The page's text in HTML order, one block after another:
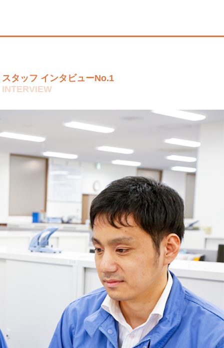
休日休暇
年間休日120日、完全週休二日制（土・日・祝）、 その
※有休：入社3ケ月経過後の年次有給休暇日数10日
諸手当
残業手当、家族手当、資格手当、役職手当、住宅手当、
福利厚生その
他
各種研修制度、昇給制度：年１回（昇給試験合格者の
作業服貸与、慶弔見舞金、団体医療保険加入（全額会社
負担／入院1日5,000円支給）、
健康診断、ストレスチェック、インフルエンザ 予防接
種など、退職金共済加入、結婚休暇、ママサポ休暇
退職金制度有（勤続3年以上）、再雇用制度有（65歳
迄）
●各種研修制度、各種表彰制度、業績申告評価制度、改
善提案制度
●資格取得奨励制度：資格手当（約90種類）・受験費
用・テキスト費用援助
スタッフ インタビューNo.1
INTERVIEW